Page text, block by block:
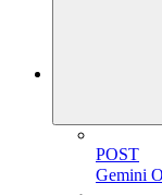
POST
Gemini